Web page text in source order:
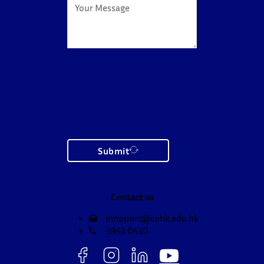
Submit
Contact us
innoport@cuhk.edu.hk
3943 0430